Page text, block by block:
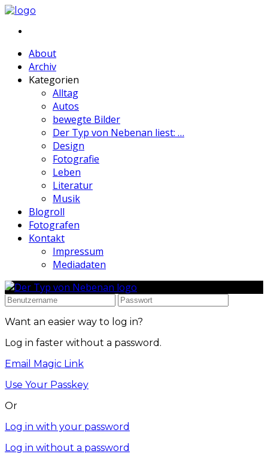
About
Archiv
Kategorien
Alltag
Autos
bewegte Bilder
Der Typ von Nebenan liest: …
Design
Fotografie
Leben
Literatur
Musik
Blogroll
Fotografen
Kontakt
Impressum
Mediadaten
Want an easier way to log in?
Log in faster without a password.
Email Magic Link
Use Your Passkey
Or
Log in with your password
Log in without a password